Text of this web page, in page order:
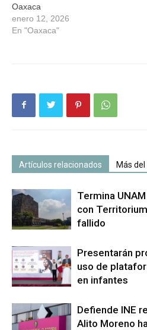
Oaxaca
enero 12, 2026
En "Oaxaca"
Artículos relacionados Más
Termina
con
fallido
Presentarán
uso de
en infantes
Defiende INE
Alito Moreno